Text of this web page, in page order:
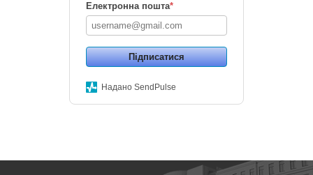
Електронна пошта*
Підписатися
Надано SendPulse